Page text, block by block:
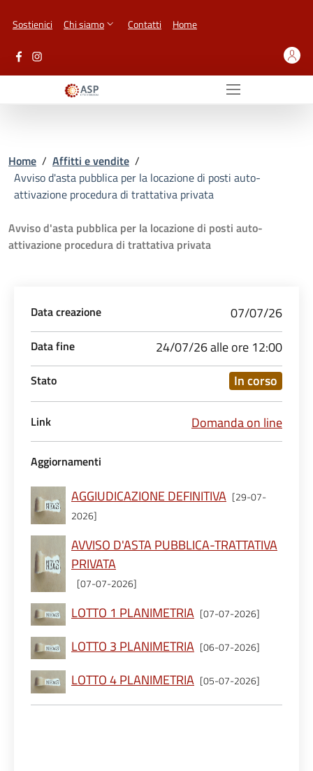
Sostienici Chi siamo Contatti Home
Home / Affitti e vendite /
Avviso d'asta pubblica per la locazione di posti auto-
attivazione procedura di trattativa privata
Avviso d'asta pubblica per la locazione di posti auto-
attivazione procedura di trattativa privata
Data creazione 07/07/26
Data fine 24/07/26 alle ore 12:00
Stato In corso
Link Domanda on line
Aggiornamenti
AGGIUDICAZIONE DEFINITIVA [29-07-
2026]
AVVISO D'ASTA PUBBLICA-TRATTATIVA
PRIVATA
[07-07-2026]
LOTTO 1 PLANIMETRIA [07-07-2026]
LOTTO 3 PLANIMETRIA [06-07-2026]
LOTTO 4 PLANIMETRIA [05-07-2026]